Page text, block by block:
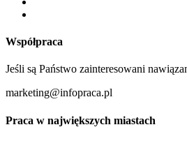
Współpraca
Jeśli są Państwo zainteresowani
marketing@infopraca.pl
Praca w największych miastach